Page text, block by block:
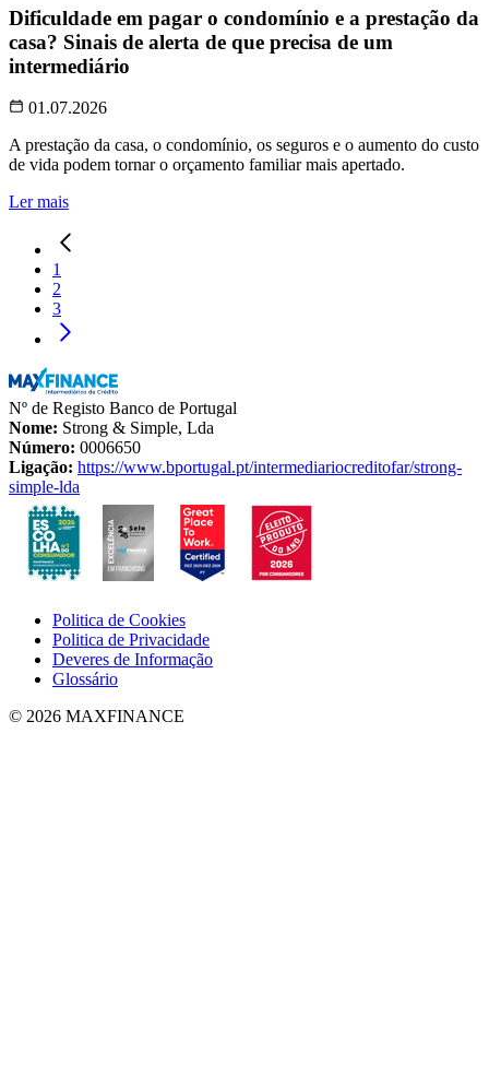
Dificuldade em pagar o condomínio e a prestação da
casa? Sinais de alerta de que precisa de um
intermediário
01.07.2026
A prestação da casa, o condomínio, os seguros e o aumento do custo
de vida podem tornar o orçamento familiar mais apertado.
Ler mais
1
2
3
Nº de Registo Banco de Portugal
Nome: Strong & Simple, Lda
Número: 0006650
Ligação: https://www.bportugal.pt/intermediariocreditofar/strong-
simple-lda
Politica de Cookies
Politica de Privacidade
Deveres de Informação
Glossário
© 2026 MAXFINANCE